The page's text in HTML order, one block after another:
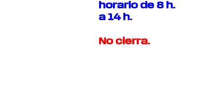
horario de 8 h.
a 14 h.
No cierra.